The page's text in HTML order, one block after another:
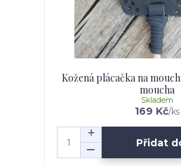
Kožená plácačka na
moucha
169 Kč/ks
Skladem
Přidat